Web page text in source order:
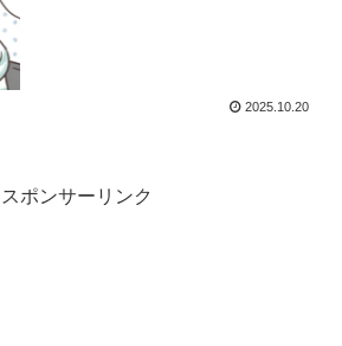
2025.10.20
スポンサーリンク